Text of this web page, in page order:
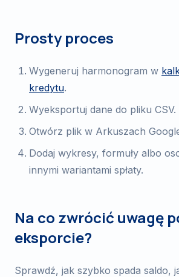
Prosty proces
Wygeneruj harmonogram w
kredytu.
Wyeksportuj dane do pliku CSV.
Otwórz plik w Arkuszach
Dodaj wykresy, formuły albo
innymi wariantami spłaty.
Na co zwrócić uwagę
eksporcie?
Sprawdź, jak szybko spada saldo,